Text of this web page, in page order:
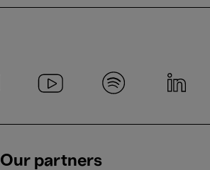
Our partners